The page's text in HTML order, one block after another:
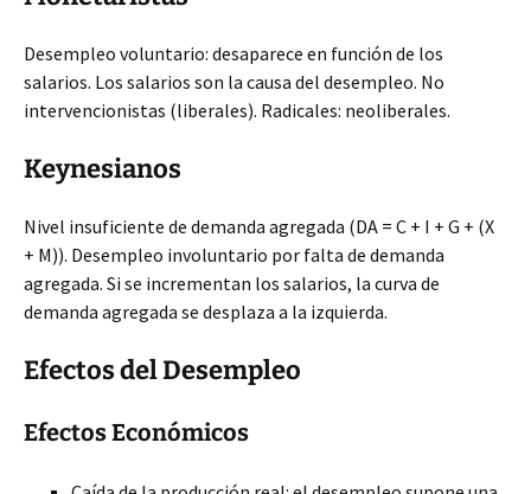
Desempleo voluntario: desaparece en función de los
salarios. Los salarios son la causa del desempleo. No
intervencionistas (liberales). Radicales: neoliberales.
Keynesianos
Nivel insuficiente de demanda agregada (DA = C + I + G + (X
+ M)). Desempleo involuntario por falta de demanda
agregada. Si se incrementan los salarios, la curva de
demanda agregada se desplaza a la izquierda.
Efectos del Desempleo
Efectos Económicos